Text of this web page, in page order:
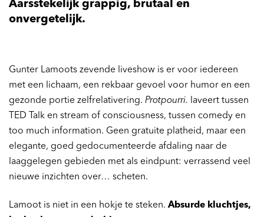
Aarsstekelijk grappig, brutaal en
onvergetelijk.
Gunter Lamoots zevende liveshow is er voor iedereen
met een lichaam, een rekbaar gevoel voor humor en een
gezonde portie zelfrelativering. Protpourri.
laveert tussen
TED Talk en stream of consciousness, tussen comedy en
too much information. Geen gratuite platheid, maar een
elegante, goed gedocumenteerde afdaling naar de
laaggelegen gebieden met als eindpunt: verrassend veel
nieuwe inzichten over… scheten.
Lamoot is niet in een hokje te steken. Absurde kluchtjes,